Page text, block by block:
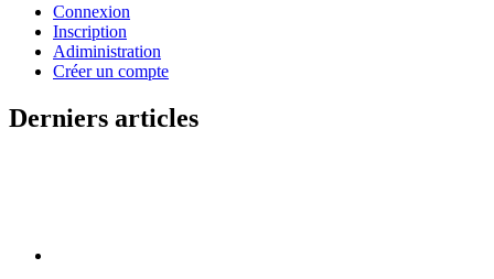
Connexion
Inscription
Adiministration
Créer un compte
Derniers articles